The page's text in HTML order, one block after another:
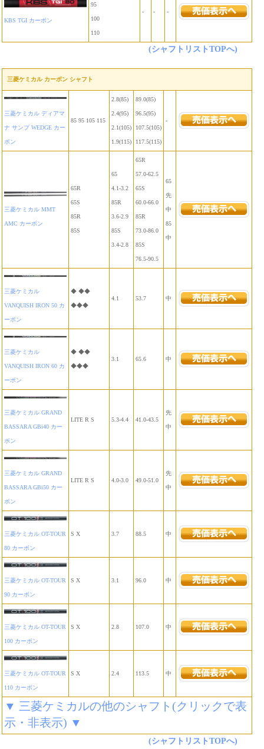
KBS TGI カーボン
95
100
110
- - -
(シャフトリストTOPへ)
三菱ケミカル カーボン シャフト
三菱ケミカル ディアマ
ナ サンプ WEDGE カー
ボン
85 95 105 115
2.8(85)
2.4(95)
2.1(105)
1.9(115)
89.0(85)
96.5(95)
107.5(105)
117.5(115)
-
三菱ケミカル MMT
AMC カーボン
65R
65S
85R
85S
65
4.1-3.2
85R
3.6-2.9
85S
3.4-2.8
65R
57.0-62.5
65S
60.0-66.0
85R
73.0-86.0
85S
76.5-90.5
65
先
中
85
中
三菱ケミカル
VANQUISH IRON 50 カ
ーボン
◆ ◆◆
◆◆◆
4.1 53.7 中
三菱ケミカル
VANQUISH IRON 60 カ
ーボン
◆ ◆◆
◆◆◆
3.1 65.6 中
三菱ケミカル GRAND
BASSARA GBi40 カー
ボン
LITE R S 5.3-4.4 41.0-43.5
先
中
三菱ケミカル GRAND
BASSARA GBi50 カー
ボン
LITE R S 4.0-3.0 49.0-51.0
先
中
三菱ケミカル OT-TOUR
80 カーボン
S X 3.7 88.5 中
三菱ケミカル OT-TOUR
90 カーボン
S X 3.1 96.0 中
三菱ケミカル OT-TOUR
100 カーボン
S X 2.8 107.0 中
三菱ケミカル OT-TOUR
110 カーボン
S X 2.4 113.5 中
▼ 三菱ケミカルの他のシャフト(クリックで表
示・非表示) ▼
(シャフトリストTOPへ)